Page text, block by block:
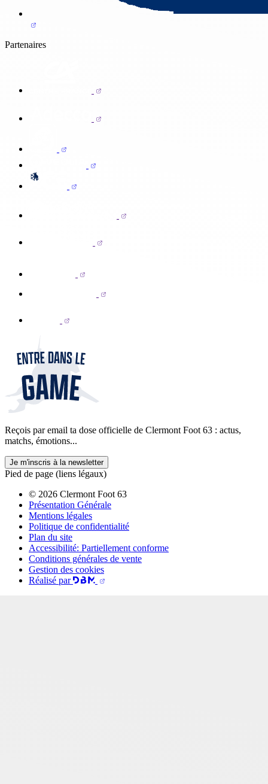
Partenaires
Reçois par email ta dose officielle de Clermont Foot 63 : actus,
matchs, émotions...
Je m'inscris à la newsletter
Pied de page (liens légaux)
© 2026 Clermont Foot 63
Présentation Générale
Mentions légales
Politique de confidentialité
Plan du site
Accessibilité: Partiellement conforme
Conditions générales de vente
Gestion des cookies
Réalisé par